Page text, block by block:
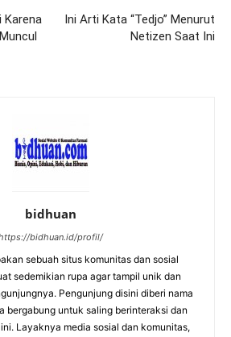
Karena
Ini Arti Kata “Tedjo” Menurut
Netizen Saat Ini
bidhuan
bidhuan.id/profil/
sebuah situs komunitas dan sosial
sedemikian rupa agar tampil unik dan
Pengunjung disini diberi nama
bergabung untuk saling berinteraksi dan
Layaknya media sosial dan komunitas,